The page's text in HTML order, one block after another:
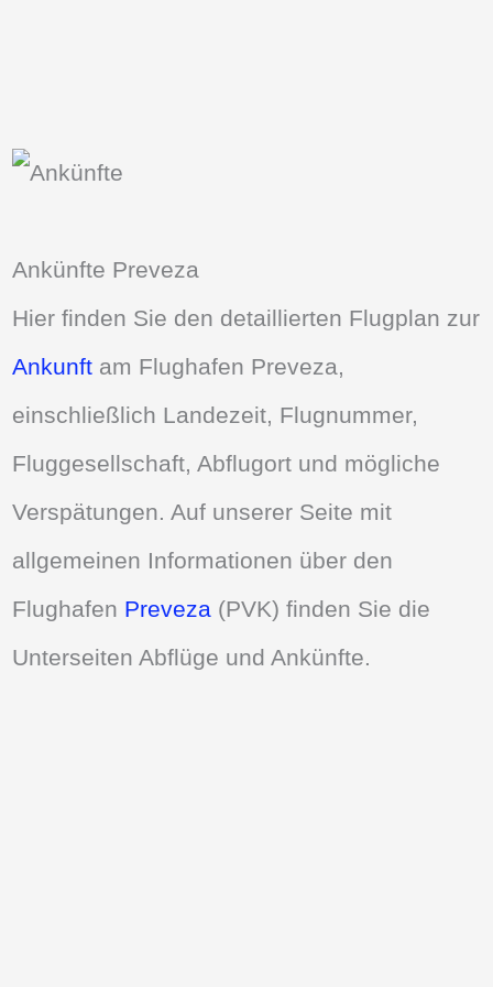
Ankünfte Preveza
Hier finden Sie den detaillierten Flugplan zur
Ankunft am Flughafen Preveza,
einschließlich Landezeit, Flugnummer,
Fluggesellschaft, Abflugort und mögliche
Verspätungen. Auf unserer Seite mit
allgemeinen Informationen über den
Flughafen Preveza (PVK) finden Sie die
Unterseiten Abflüge und Ankünfte.